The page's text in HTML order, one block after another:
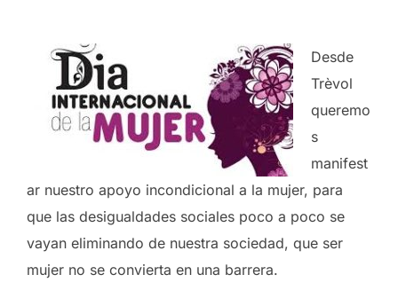
Desde
Trèvol
queremo
s
manifest
ar nuestro apoyo incondicional a la mujer, para
que las desigualdades sociales poco a poco se
vayan eliminando de nuestra sociedad, que ser
mujer no se convierta en una barrera.